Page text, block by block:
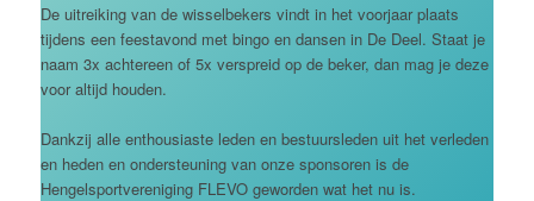
De uitreiking van de wisselbekers vindt in het voorjaar plaats
tijdens een feestavond met bingo en dansen in De Deel. Staat je
naam 3x achtereen of 5x verspreid op de beker, dan mag je deze
voor altijd houden.
Dankzij alle enthousiaste leden en bestuursleden uit het verleden
en heden en ondersteuning van onze sponsoren is de
Hengelsportvereniging FLEVO geworden wat het nu is.